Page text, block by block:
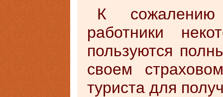
К сожалению
работники
пользуются
своем
туриста для